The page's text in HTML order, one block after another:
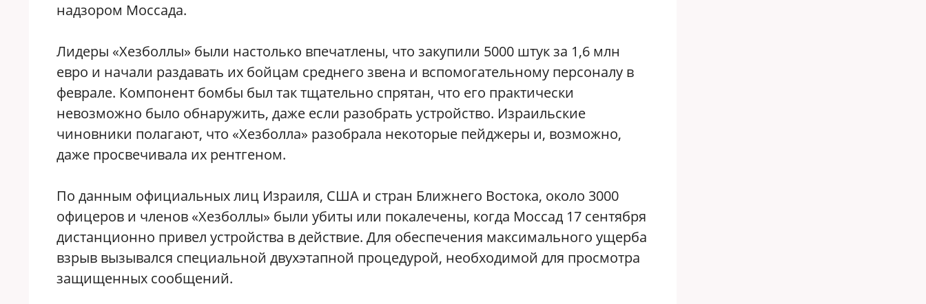
надзором Моссада.
Лидеры «Хезболлы» были настолько впечатлены, что закупили 5000 штук за 1,6 млн
евро и начали раздавать их бойцам среднего звена и вспомогательному персоналу в
феврале. Компонент бомбы был так тщательно спрятан, что его практически
невозможно было обнаружить, даже если разобрать устройство. Израильские
чиновники полагают, что «Хезболла» разобрала некоторые пейджеры и, возможно,
даже просвечивала их рентгеном.
По данным официальных лиц Израиля, США и стран Ближнего Востока, около 3000
офицеров и членов «Хезболлы» были убиты или покалечены, когда Моссад 17 сентября
дистанционно привел устройства в действие. Для обеспечения максимального ущерба
взрыв вызывался специальной двухэтапной процедурой, необходимой для просмотра
защищенных сообщений.